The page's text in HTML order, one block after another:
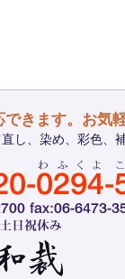
できます。お気
し、染め、彩色、